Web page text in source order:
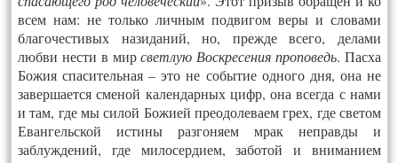
всем нам: не только личным подвигом веры и словами
благочестивых назиданий, но, прежде всего, делами
любви нести в мирсветлую Воскресения проповедь. Пасха
Божия спасительная – это не событие одного дня, она не
завершается сменой календарных цифр, она всегда с нами
и там, где мы силой Божией преодолеваем грех, где светом
Евангельской истины разгоняем мрак неправды и
заблуждений, где милосердием, заботой и вниманием